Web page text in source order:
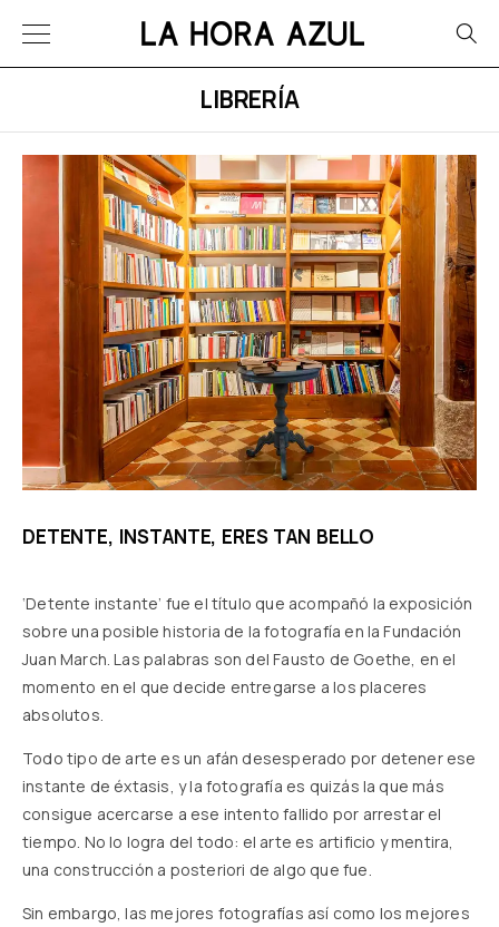
LIBRERÍA
DETENTE, INSTANTE, ERES TAN BELLO
‘Detente instante’ fue el título que acompañó la exposición
sobre una posible historia de la fotografía en la Fundación
Juan March. Las palabras son del Fausto de Goethe, en el
momento en el que decide entregarse a los placeres
absolutos.
Todo tipo de arte es un afán desesperado por detener ese
instante de éxtasis, y la fotografía es quizás la que más
consigue acercarse a ese intento fallido por arrestar el
tiempo. No lo logra del todo: el arte es artificio y mentira,
una construcción a posteriori de algo que fue.
Sin embargo, las mejores fotografías así como los mejores